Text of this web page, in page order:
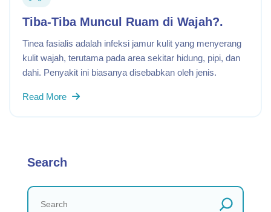
Tiba-Tiba Muncul Ruam di Wajah?.
Tinea fasialis adalah infeksi jamur kulit yang menyerang
kulit wajah, terutama pada area sekitar hidung, pipi, dan
dahi. Penyakit ini biasanya disebabkan oleh jenis.
Read More
Search